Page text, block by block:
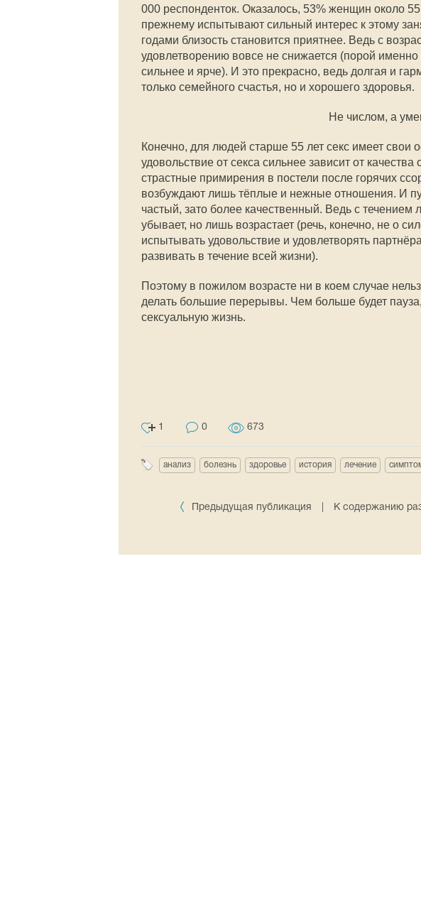
000 респонденток. Оказалось, 53% женщин около
прежнему испытывают сильный интерес к этому
годами близость становится приятнее. Ведь с
удовлетворению вовсе не снижается (порой
сильнее и ярче). И это прекрасно, ведь долгая и
только семейного счастья, но и хорошего здоровья.
Не числом, а
Конечно, для людей старше 55 лет секс имеет свои
удовольствие от секса сильнее зависит от
страстные примирения в постели после горячих
возбуждают лишь тёплые и нежные отношения. И
частый, зато более качественный. Ведь с течением
убывает, но лишь возрастает (речь, конечно, не о
испытывать удовольствие и удовлетворять
развивать в течение всей жизни).
Поэтому в пожилом возрасте ни в коем случае
делать большие перерывы. Чем больше будет
сексуальную жизнь.
1 0 673
анализ болезнь здоровье история лечение
Предыдущая публикация К содержанию